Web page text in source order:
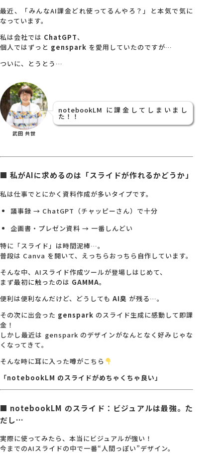
会社概要
アクセス
採用情報
お問い合わせ
最近、「みんなAI課金どれ使ってるんやろ？」と本気で気に
なっています。
私は会社では ChatGPT、
個人ではずっと genspark を愛用していたのですが…
ついに、とうとう…
武田 共世
notebookLM に課金してしまいまし
た！！
■ 私がAIに求めるのは「スライドが作れるかどうか」
私は仕事でとにかく資料作成が多いタイプです。
議事録 → ChatGPT（チャッピーさん）で十分
企画書・プレゼン資料 → 一番しんどい
特に「スライド」は時間泥棒…。
普段は Canva を開いて、えっちらおっちら自作しています。
そんな中、AIスライド作成ツールが登場しはじめて、
まず最初に触ったのは GAMMA。
便利は便利なんだけど、どうしても AI臭 が残る…。
その次に出会った genspark のスライド生成に感動して即課
金！
しかし最近は genspark のデザインがなんとなく好みじゃな
くなってきて。
そんな時に耳に入った噂がこちら
「notebookLM のスライドがめちゃくちゃ良い」
■ notebookLM のスライド：ビジュアルは最強。た
だし…
実際に使ってみたら、本当にビジュアルが強い！
今までのAIスライドの中で一番“人間っぽい”デザイン。